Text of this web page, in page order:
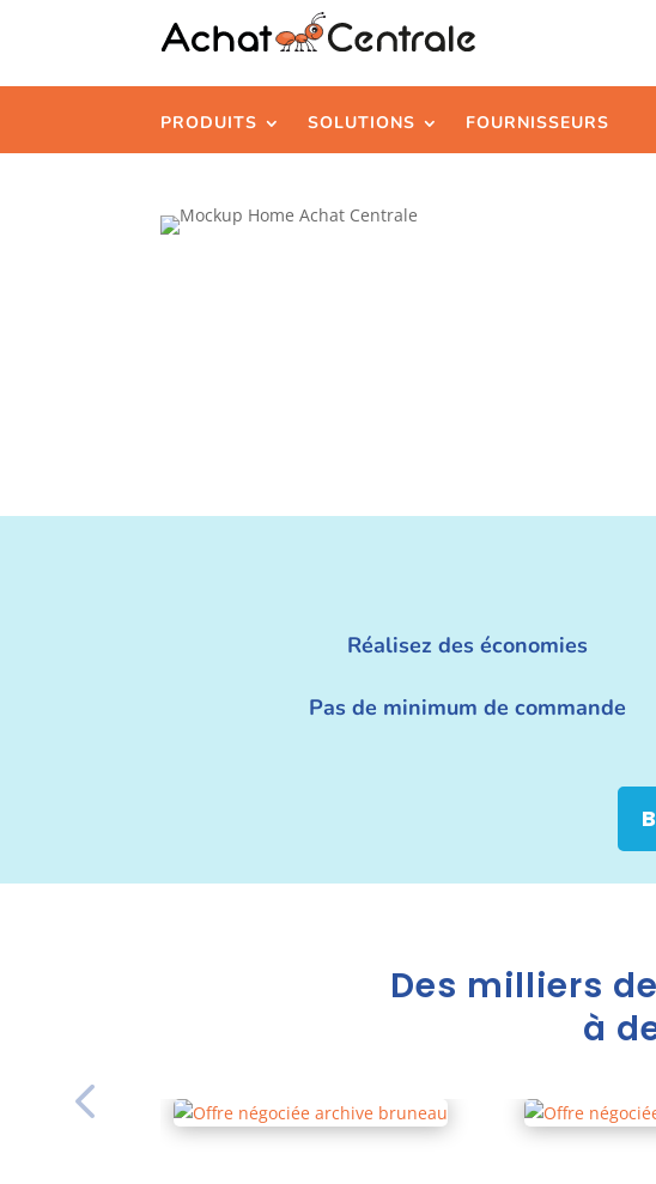
PRODUITS SOLUTIONS FOURNISSEURS
Réalisez des économies
Pas de minimum de commande
Des milliers
à